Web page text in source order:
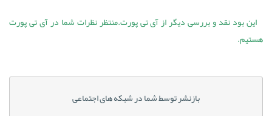
این بودنقد و بررسیدیگر از آی تی پورت.منتظر نظرات شما درآی تی پورت
هستیم.
بازنشر توسط شما در شبکه های اجتماعی